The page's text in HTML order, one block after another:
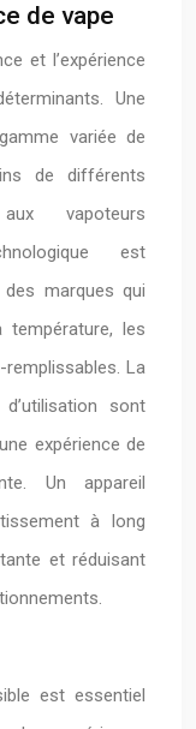
de vape
et l’expérience
Une
variée de
de différents
vapoteurs
est
marques qui
les
La
sont
expérience de
Un appareil
à long
et réduisant
est essentiel